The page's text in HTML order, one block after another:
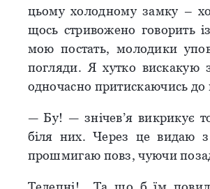
цьому холодному замку –
щось стривожено говорить
мою постать, молодики
погляди. Я хутко вискакую
одночасно притискаючись до
— Бу! — знічев’я викрикує
біля них. Через це видаю
прошмигаю повз, чуючи